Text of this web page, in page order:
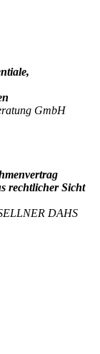
GmbH
rechtlicher Sicht
DAHS